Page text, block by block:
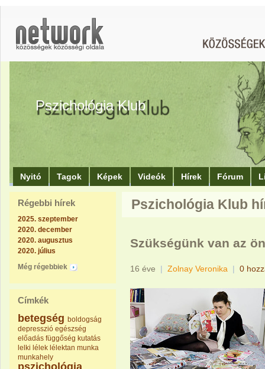
Pszichológia Klub
Nyitó Tagok Képek Videók Hírek Fórum
Régebbi hírek
2025. szeptember
2020. december
2020. augusztus
2020. július
Még régebbiek
Címkék
betegség boldogság
depresszió egészség
előadás függőség kutatás
lelki lélek lélektan munka
munkahely
pszichológia
Pszichológia Klub
Szükségünk van az
16 éve | Zolnay Veronika | 0